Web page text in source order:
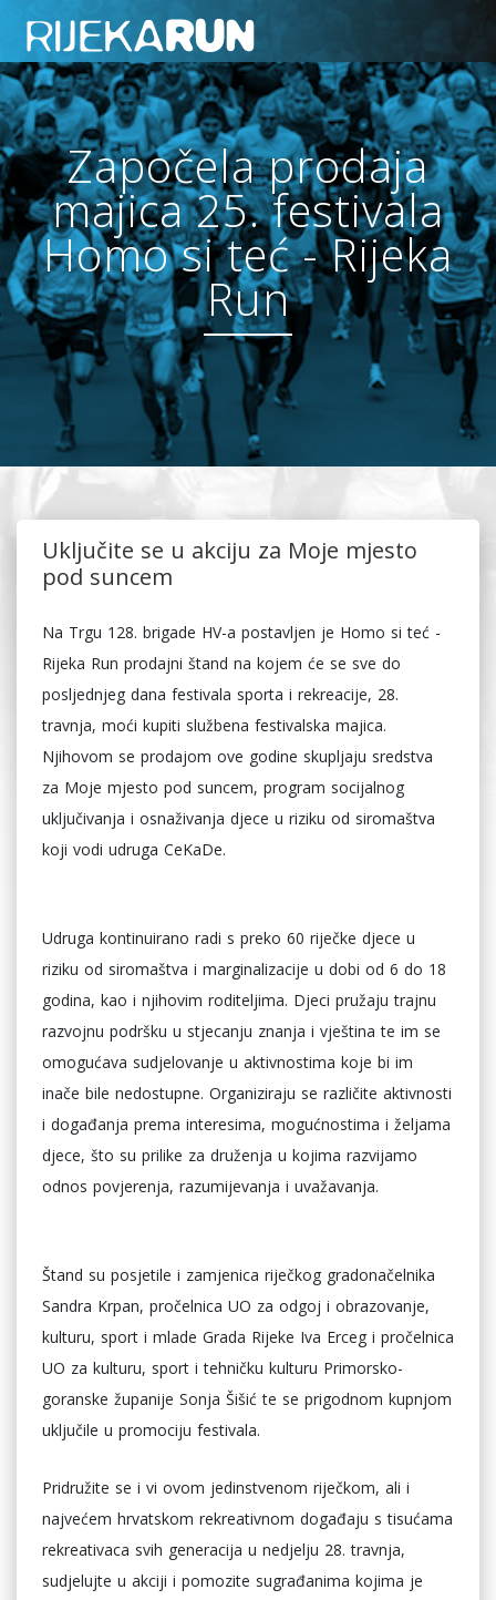
Započela prodaja
majica 25. festivala
Homo si teć - Rijeka
Run
Uključite se u akciju za Moje mjesto
pod suncem
Na Trgu 128. brigade HV-a postavljen je Homo si teć -
Rijeka Run prodajni štand na kojem će se sve do
posljednjeg dana festivala sporta i rekreacije, 28.
travnja, moći kupiti službena festivalska majica.
Njihovom se prodajom ove godine skupljaju sredstva
za Moje mjesto pod suncem, program socijalnog
uključivanja i osnaživanja djece u riziku od siromaštva
koji vodi udruga CeKaDe.
Udruga kontinuirano radi s preko 60 riječke djece u
riziku od siromaštva i marginalizacije u dobi od 6 do 18
godina, kao i njihovim roditeljima. Djeci pružaju trajnu
razvojnu podršku u stjecanju znanja i vještina te im se
omogućava sudjelovanje u aktivnostima koje bi im
inače bile nedostupne. Organiziraju se različite aktivnosti
i događanja prema interesima, mogućnostima i željama
djece, što su prilike za druženja u kojima razvijamo
odnos povjerenja, razumijevanja i uvažavanja.
Štand su posjetile i zamjenica riječkog gradonačelnika
Sandra Krpan, pročelnica UO za odgoj i obrazovanje,
kulturu, sport i mlade Grada Rijeke Iva Erceg i pročelnica
UO za kulturu, sport i tehničku kulturu Primorsko-
goranske županije Sonja Šišić te se prigodnom kupnjom
uključile u promociju festivala.
Pridružite se i vi ovom jedinstvenom riječkom, ali i
najvećem hrvatskom rekreativnom događaju s tisućama
rekreativaca svih generacija u nedjelju 28. travnja,
sudjelujte u akciji i pomozite sugrađanima kojima je